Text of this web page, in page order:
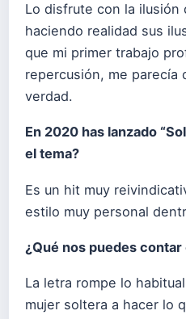
Lo disfrute con la ilusión
haciendo realidad sus
que mi primer trabajo
repercusión, me parecía
verdad.
En 2020 has lanzado
el tema?
Es un hit muy
estilo muy personal
¿Qué nos puedes contar
La letra rompe lo
mujer soltera a hacer lo